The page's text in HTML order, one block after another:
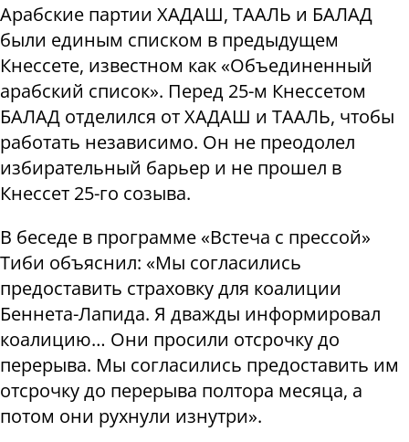
Арабские партии ХАДАШ, ТААЛЬ и БАЛАД
были единым списком в предыдущем
Кнессете, известном как «Объединенный
арабский список». Перед 25-м Кнессетом
БАЛАД отделился от ХАДАШ и ТААЛЬ, чтобы
работать независимо. Он не преодолел
избирательный барьер и не прошел в
Кнессет 25-го созыва.
В беседе в программе «Встеча с прессой»
Тиби объяснил: «Мы согласились
предоставить страховку для коалиции
Беннета-Лапида. Я дважды информировал
коалицию… Они просили отсрочку до
перерыва. Мы согласились предоставить им
отсрочку до перерыва полтора месяца, а
потом они рухнули изнутри».